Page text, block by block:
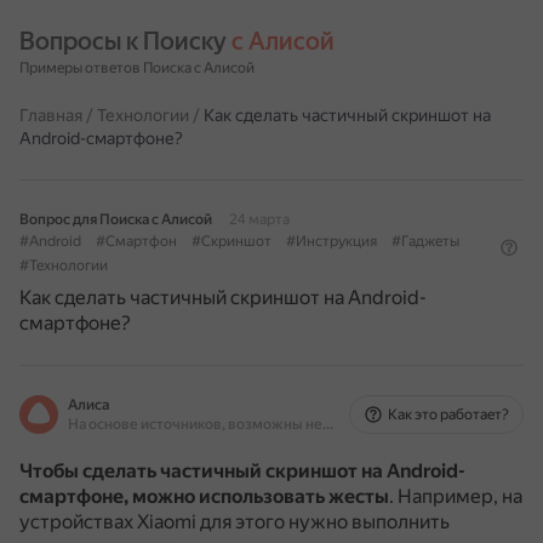
Вопросы к Поиску с Алисой
Примеры ответов Поиска с Алисой
Главная / Технологии / Как сделать частичный скриншот на
Android-смартфоне?
Вопрос для Поиска с Алисой
24 марта
#Android
#Смартфон #Скриншот #Инструкция
#Гаджеты
#Технологии
Как сделать частичный скриншот на Android-
смартфоне?
Алиса
На основе источников, возможны неточности
Как это работает?
Чтобы сделать частичный скриншот на Android-
смартфоне, можно использовать жесты. Например, на
устройствах Xiaomi для этого нужно выполнить